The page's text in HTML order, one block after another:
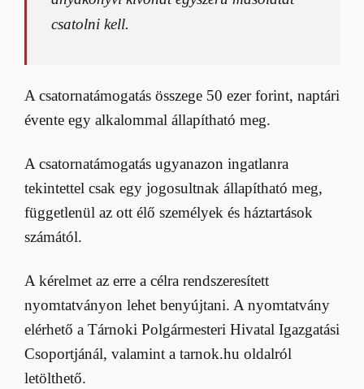
csatolni kell.
A csatornatámogatás összege 50 ezer forint, naptári
évente egy alkalommal állapítható meg.
A csatornatámogatás ugyanazon ingatlanra
tekintettel csak egy jogosultnak állapítható meg,
függetlenül az ott élő személyek és háztartások
számától.
A kérelmet az erre a célra rendszeresített
nyomtatványon lehet benyújtani. A nyomtatvány
elérhető a Tárnoki Polgármesteri Hivatal Igazgatási
Csoportjánál, valamint a tarnok.hu oldalról
letölthető.